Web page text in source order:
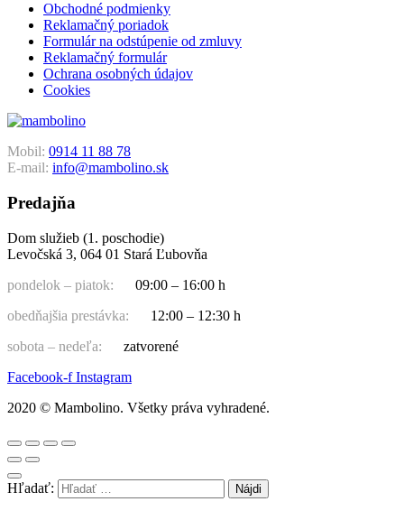
Obchodné podmienky
Reklamačný poriadok
Formulár na odstúpenie od zmluvy
Reklamačný formulár
Ochrana osobných údajov
Cookies
Mobil: 0914 11 88 78
E-mail: info@mambolino.sk
Predajňa
Dom služieb (1. poschodie)
Levočská 3, 064 01 Stará Ľubovňa
pondelok – piatok:
09:00 – 16:00 h
obedňajšia prestávka:
12:00 – 12:30 h
sobota – nedeľa:
zatvorené
Facebook-f Instagram
2020 © Mambolino. Všetky práva vyhradené.
Hľadať: